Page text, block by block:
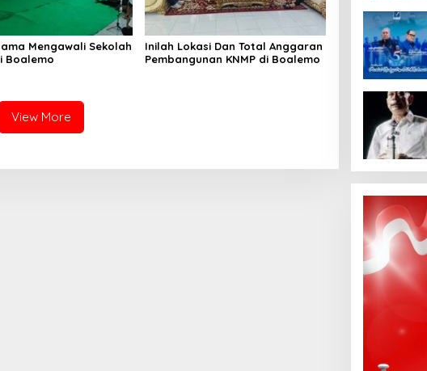
Mengawali Sekolah
Boalemo
Inilah Lokasi Dan Total Anggaran
Pembangunan KNMP di Boalemo
View More